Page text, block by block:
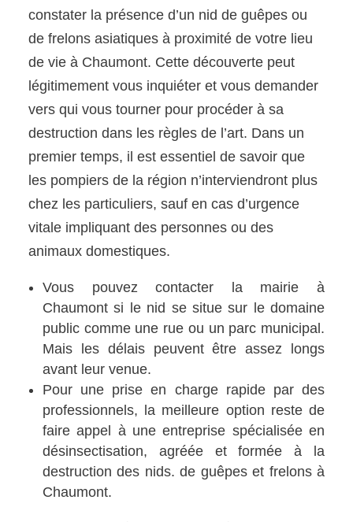
constater la présence d’un nid de guêpes ou
de frelons asiatiques à proximité de votre lieu
de vie à Chaumont. Cette découverte peut
légitimement vous inquiéter et vous demander
vers qui vous tourner pour procéder à sa
destruction dans les règles de l’art. Dans un
premier temps, il est essentiel de savoir que
les pompiers de la région n’interviendront plus
chez les particuliers, sauf en cas d’urgence
vitale impliquant des personnes ou des
animaux domestiques.
Vous pouvez contacter la mairie à
Chaumont si le nid se situe sur le domaine
public comme une rue ou un parc municipal.
Mais les délais peuvent être assez longs
avant leur venue.
Pour une prise en charge rapide par des
professionnels, la meilleure option reste de
faire appel à une entreprise spécialisée en
désinsectisation, agréée et formée à la
destruction des nids. de guêpes et frelons à
Chaumont.